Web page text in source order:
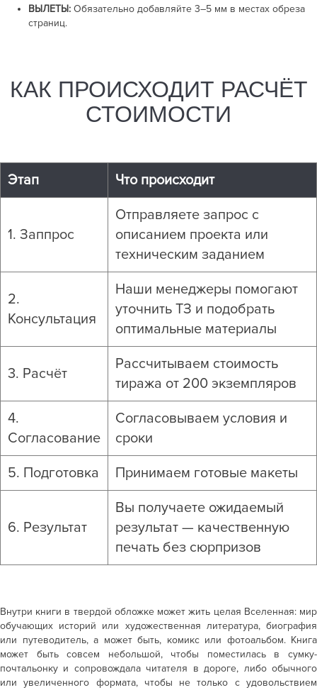
ВЫЛЕТЫ: Обязательно добавляйте 3–5 мм в местах обреза
страниц.
КАК ПРОИСХОДИТ РАСЧЁТ
СТОИМОСТИ
Этап Что происходит
1. Заппрос
Отправляете запрос с
описанием проекта или
техническим заданием
2.
Консультация
Наши менеджеры помогают
уточнить ТЗ и подобрать
оптимальные материалы
3. Расчёт
Рассчитываем стоимость
тиража от 200 экземпляров
4.
Согласование
Согласовываем условия и
сроки
5. Подготовка Принимаем готовые макеты
6. Результат
Вы получаете ожидаемый
результат — качественную
печать без сюрпризов
Внутри книги в твердой обложкеможет жить целая Вселенная: мир
обучающих историй или художественная литература, биография
или путеводитель, а может быть, комикс или фотоальбом. Книга
может быть совсем небольшой, чтобы поместилась в сумку-
почтальонку и сопровождала читателя в дороге, либо обычного
или увеличенного формата, чтобы не только с удовольствием